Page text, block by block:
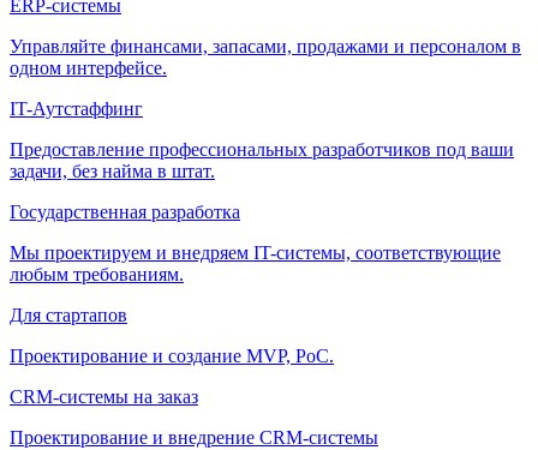
ERP-системы
Управляйте финансами, запасами, продажами и персоналом в
одном интерфейсе.
IT-Аутстаффинг
Предоставление профессиональных разработчиков под ваши
задачи, без найма в штат.
Государственная разработка
Мы проектируем и внедряем IT-системы, соответствующие
любым требованиям.
Для стартапов
Проектирование и создание MVP, PoC.
CRM-системы на заказ
Проектирование и внедрение CRM-системы